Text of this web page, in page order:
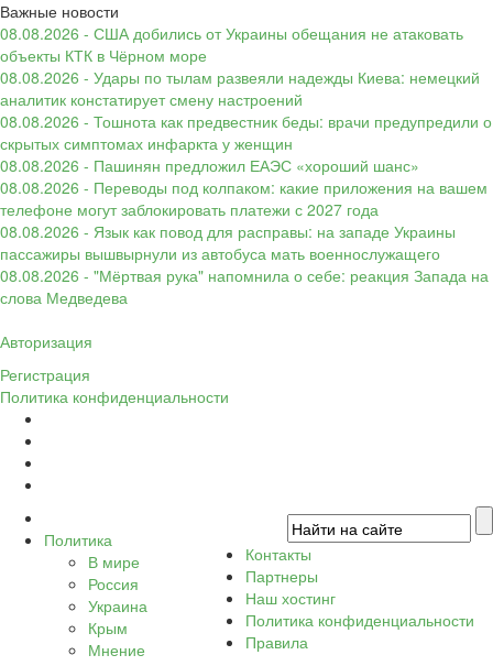
Важные новости
08.08.2026 - США добились от Украины обещания не атаковать
объекты КТК в Чёрном море
08.08.2026 - Удары по тылам развеяли надежды Киева: немецкий
аналитик констатирует смену настроений
08.08.2026 - Тошнота как предвестник беды: врачи предупредили о
скрытых симптомах инфаркта у женщин
08.08.2026 - Пашинян предложил ЕАЭС «хороший шанс»
08.08.2026 - Переводы под колпаком: какие приложения на вашем
телефоне могут заблокировать платежи с 2027 года
08.08.2026 - Язык как повод для расправы: на западе Украины
пассажиры вышвырнули из автобуса мать военнослужащего
08.08.2026 - "Мёртвая рука" напомнила о себе: реакция Запада на
слова Медведева
Авторизация
Регистрация
Политика конфиденциальности
Политика
В мире
Россия
Украина
Крым
Мнение
Контакты
Партнеры
Наш хостинг
Политика конфиденциальности
Правила